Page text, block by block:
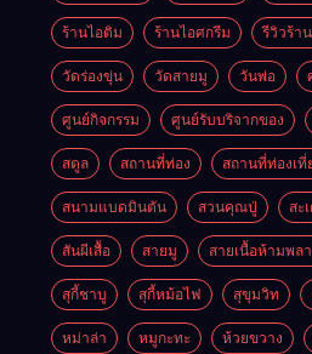
ร้านไอติม ร้านไอศกรีม รีวิวร้า
วัดร่องขุ่น วัดสายมู วันพ่อ
ศูนย์กิจกรรม ศูนย์รับบริจากของ
สตูล สถานที่ท่อง สถานที่ท่องเที่
สนามแบดมินตัน สวนคุณปู่ สะ
สันผีเสื้อ สายมู สายเนื้อห้ามพล
สุกี้ชาบู สุกี้หม้อไฟ สุขุมวิท
หม่าล่า หมูกะทะ ห้วยขวาง